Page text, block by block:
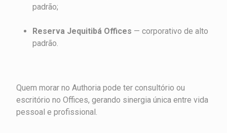
padrão;
Reserva Jequitibá Offices — corporativo de alto
padrão.
Quem morar no Authoria pode ter consultório ou
escritório no Offices, gerando sinergia única entre vida
pessoal e profissional.